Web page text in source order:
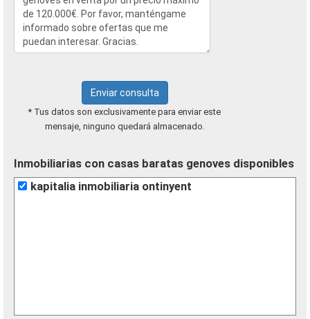
Enviar consulta
* Tus datos son exclusivamente para enviar este
mensaje, ninguno quedará almacenado.
Inmobiliarias con casas baratas genoves disponibles
kapitalia inmobiliaria ontinyent